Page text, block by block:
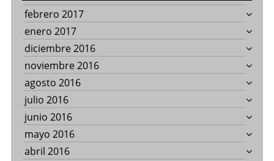
febrero 2017
enero 2017
diciembre 2016
noviembre 2016
agosto 2016
julio 2016
junio 2016
mayo 2016
abril 2016